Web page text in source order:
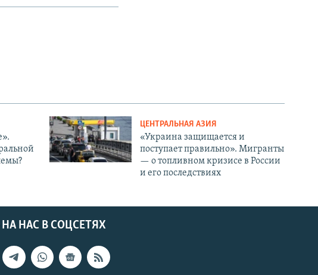
ЦЕНТРАЛЬНАЯ АЗИЯ
«Украина защищается и
поступает правильно». Мигранты
— о топливном кризисе в России
и его последствиях
НАС В СОЦСЕТЯХ